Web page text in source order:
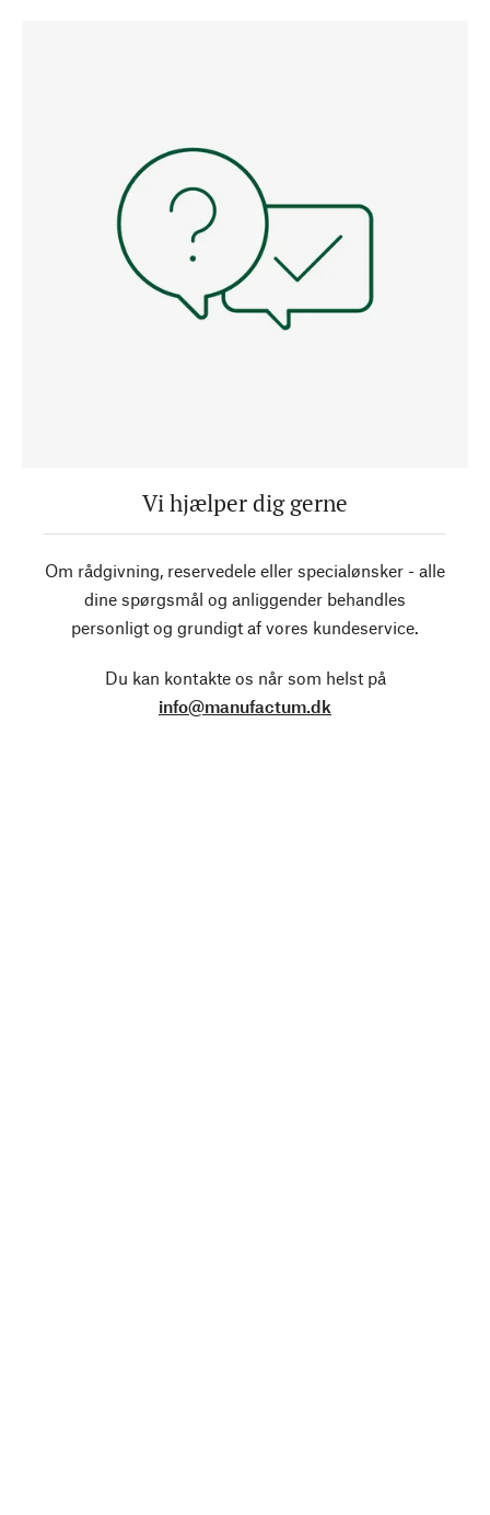
Vi hjælper dig gerne
Om rådgivning, reservedele eller specialønsker - alle
dine spørgsmål og anliggender behandles
personligt og grundigt af vores kundeservice.
Du kan kontakte os når som helst på
info@manufactum.dk